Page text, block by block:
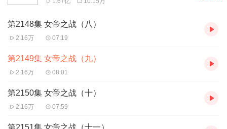
第2148集 女帝之战（八）
2.16万 07:19
第2149集 女帝之战（九）
2.16万 08:01
第2150集 女帝之战（十）
2.16万 07:59
第2151集 女帝之战（十一）